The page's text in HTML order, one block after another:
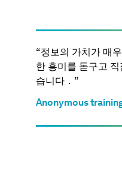
“ 정보의 가치가 매
한 흥미를 돋구고
습니다．”
Anonymous